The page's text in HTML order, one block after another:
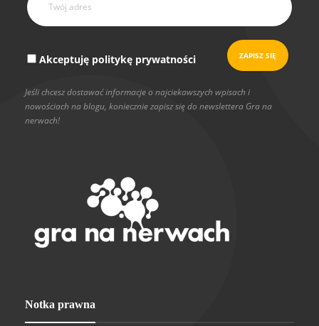
Akceptuję politykę prywatności
Jeśli chcesz dostawać informacje o najciekawszych wpisach i
nowościach na blogu, koniecznie zapisz się do newslettera Gra na
nerwach!
Notka prawna